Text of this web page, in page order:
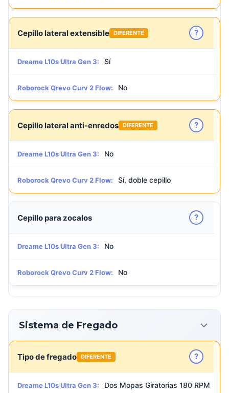
Cepillo lateral extensible DIFERENTE ?
Dreame L10s Ultra Gen 3: Sí
Roborock Qrevo Curv 2 Flow: No
Cepillo lateral anti-enredos DIFERENTE ?
Dreame L10s Ultra Gen 3: No
Roborock Qrevo Curv 2 Flow: Sí, doble cepillo
Cepillo para zocalos ?
Dreame L10s Ultra Gen 3: No
Roborock Qrevo Curv 2 Flow: No
Sistema de Fregado
Tipo de fregado DIFERENTE ?
Dreame L10s Ultra Gen 3: Dos Mopas Giratorias 180 RPM